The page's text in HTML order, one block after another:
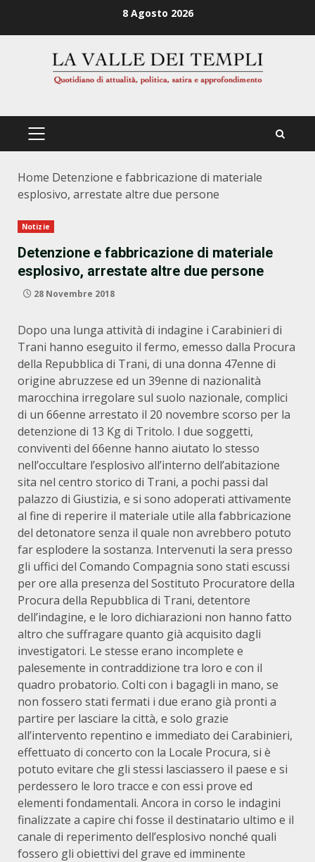
8 Agosto 2026
PRIMÄRES
Home Detenzione e fabbricazione di materiale
esplosivo, arrestate altre due persone
Notizie
Detenzione e fabbricazione di materiale
esplosivo, arrestate altre due persone
28 Novembre 2018
Dopo una lunga attività di indagine i Carabinieri di
Trani hanno eseguito il fermo, emesso dalla Procura
della Repubblica di Trani, di una donna 47enne di
origine abruzzese ed un 39enne di nazionalità
marocchina irregolare sul suolo nazionale, complici
di un 66enne arrestato il 20 novembre scorso per la
detenzione di 13 Kg di Tritolo. I due soggetti,
conviventi del 66enne hanno aiutato lo stesso
nell’occultare l’esplosivo all’interno dell’abitazione
sita nel centro storico di Trani, a pochi passi dal
palazzo di Giustizia, e si sono adoperati attivamente
al fine di reperire il materiale utile alla fabbricazione
del detonatore senza il quale non avrebbero potuto
far esplodere la sostanza. Intervenuti la sera presso
gli uffici del Comando Compagnia sono stati escussi
per ore alla presenza del Sostituto Procuratore della
Procura della Repubblica di Trani, detentore
dell’indagine, e le loro dichiarazioni non hanno fatto
altro che suffragare quanto già acquisito dagli
investigatori. Le stesse erano incomplete e
palesemente in contraddizione tra loro e con il
quadro probatorio. Colti con i bagagli in mano, se
non fossero stati fermati i due erano già pronti a
partire per lasciare la città, e solo grazie
all’intervento repentino e immediato dei Carabinieri,
effettuato di concerto con la Locale Procura, si è
potuto evitare che gli stessi lasciassero il paese e si
perdessero le loro tracce e con essi prove ed
elementi fondamentali. Ancora in corso le indagini
finalizzate a capire chi fosse il destinatario ultimo e il
canale di reperimento dell’esplosivo nonché quali
fossero gli obiettivi del grave ed imminente